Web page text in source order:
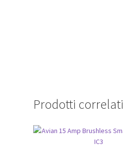
Prodotti correlati